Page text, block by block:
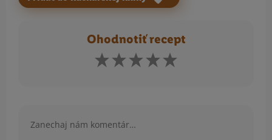
Ohodnotiť recept